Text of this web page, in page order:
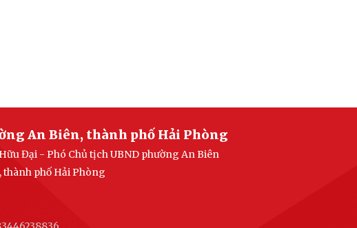
An Biên, thành phố Hải Phòng
Đại - Phó Chủ tịch UBND phường An Biên
thành phố Hải Phòng